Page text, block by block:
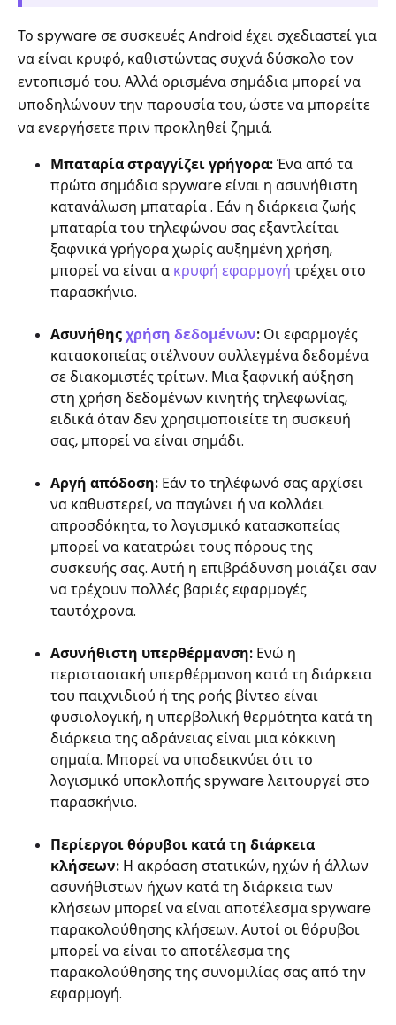
Το spyware σε συσκευές Android έχει σχεδιαστεί για
να είναι κρυφό, καθιστώντας συχνά δύσκολο τον
εντοπισμό του. Αλλά ορισμένα σημάδια μπορεί να
υποδηλώνουν την παρουσία του, ώστε να μπορείτε
να ενεργήσετε πριν προκληθεί ζημιά.
Μπαταρία στραγγίζει γρήγορα:Ένα από τα
πρώτα σημάδια spyware είναι η ασυνήθιστη
κατανάλωση μπαταρία . Εάν η διάρκεια ζωής
μπαταρία του τηλεφώνου σας εξαντλείται
ξαφνικά γρήγορα χωρίς αυξημένη χρήση,
μπορεί να είναι α κρυφή εφαρμογή τρέχει στο
παρασκήνιο.
Ασυνήθηςχρήση δεδομένων: Οι εφαρμογές
κατασκοπείας στέλνουν συλλεγμένα δεδομένα
σε διακομιστές τρίτων. Μια ξαφνική αύξηση
στη χρήση δεδομένων κινητής τηλεφωνίας,
ειδικά όταν δεν χρησιμοποιείτε τη συσκευή
σας, μπορεί να είναι σημάδι.
Αργή απόδοση: Εάν το τηλέφωνό σας αρχίσει
να καθυστερεί, να παγώνει ή να κολλάει
απροσδόκητα, το λογισμικό κατασκοπείας
μπορεί να κατατρώει τους πόρους της
συσκευής σας. Αυτή η επιβράδυνση μοιάζει σαν
να τρέχουν πολλές βαριές εφαρμογές
ταυτόχρονα.
Ασυνήθιστη υπερθέρμανση: Ενώ η
περιστασιακή υπερθέρμανση κατά τη διάρκεια
του παιχνιδιού ή της ροής βίντεο είναι
φυσιολογική, η υπερβολική θερμότητα κατά τη
διάρκεια της αδράνειας είναι μια κόκκινη
σημαία. Μπορεί να υποδεικνύει ότι το
λογισμικό υποκλοπής spyware λειτουργεί στο
παρασκήνιο.
Περίεργοι θόρυβοι κατά τη διάρκεια
κλήσεων: Η ακρόαση στατικών, ηχών ή άλλων
ασυνήθιστων ήχων κατά τη διάρκεια των
κλήσεων μπορεί να είναι αποτέλεσμα spyware
παρακολούθησης κλήσεων. Αυτοί οι θόρυβοι
μπορεί να είναι το αποτέλεσμα της
παρακολούθησης της συνομιλίας σας από την
εφαρμογή.